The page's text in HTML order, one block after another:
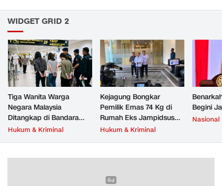
WIDGET GRID 2
Tiga Wanita Warga
Negara Malaysia
Ditangkap di Bandara
Soetta, Bawa Beragam
Hukum & Kriminal
Kejagung Bongkar
Pemilik Emas 74 Kg di
Rumah Eks Jampidsus
Febrie Adriansyah
Hukum & Kriminal
Begini
Nasional